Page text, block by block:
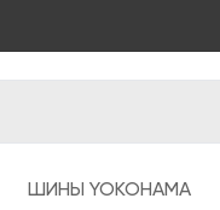
ШИНЫ YOKOHAMA